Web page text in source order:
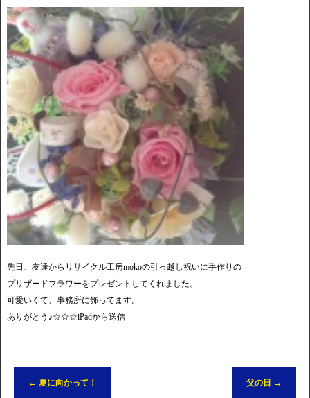
先日、友達からリサイクル工房mokoの引っ越し祝いに手作りの
プリザードフラワーをプレゼントしてくれました。
可愛いくて、事務所に飾ってます。
ありがとう♪☆☆☆iPadから送信
← 夏に向かって！ 父の日 →